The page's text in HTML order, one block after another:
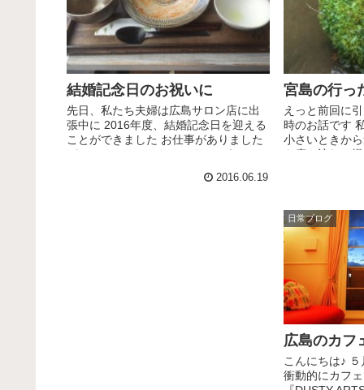
結婚記念日のお祝いに
先日、私たち夫婦は広島サロン店に出
張中に 2016年度、結婚記念日を迎える
ことができました お仕事がありました
が、せめてランチだけでもということ
した メニュー表がオシャ...
2016.06.19
宮島の行っ
えっと前回に
時のお話です
小さいときか
も度々訪れる
がありますよ
日常ブログ
広島のカフ
こんにちは♪
衝動的にカフ